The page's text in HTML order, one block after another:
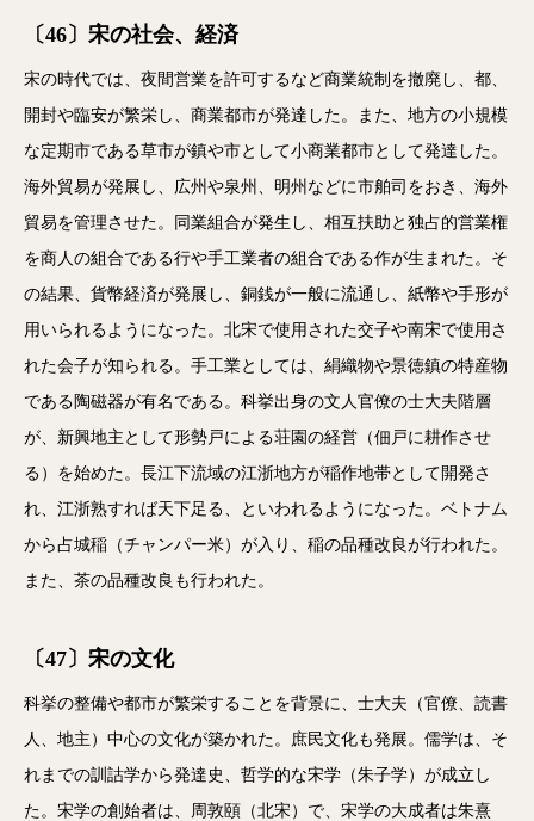
〔46〕宋の社会、経済
宋の時代では、夜間営業を許可するなど商業統制を撤廃し、都、
開封や臨安が繁栄し、商業都市が発達した。また、地方の小規模
な定期市である草市が鎮や市として小商業都市として発達した。
海外貿易が発展し、広州や泉州、明州などに市舶司をおき、海外
貿易を管理させた。同業組合が発生し、相互扶助と独占的営業権
を商人の組合である行や手工業者の組合である作が生まれた。そ
の結果、貨幣経済が発展し、銅銭が一般に流通し、紙幣や手形が
用いられるようになった。北宋で使用された交子や南宋で使用さ
れた会子が知られる。手工業としては、絹織物や景徳鎮の特産物
である陶磁器が有名である。科挙出身の文人官僚の士大夫階層
が、新興地主として形勢戸による荘園の経営（佃戸に耕作させ
る）を始めた。長江下流域の江浙地方が稲作地帯として開発さ
れ、江浙熟すれば天下足る、といわれるようになった。ベトナム
から占城稲（チャンパー米）が入り、稲の品種改良が行われた。
また、茶の品種改良も行われた。
〔47〕宋の文化
科挙の整備や都市が繁栄することを背景に、士大夫（官僚、読書
人、地主）中心の文化が築かれた。庶民文化も発展。儒学は、そ
れまでの訓詁学から発達史、哲学的な宋学（朱子学）が成立し
た。宋学の創始者は、周敦頤（北宋）で、宋学の大成者は朱熹